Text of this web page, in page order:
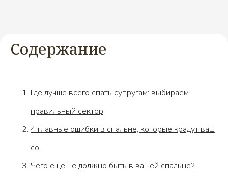
Содержание
Где лучше всего спать супругам: выбираем
правильный сектор
4 главные ошибки в спальне, которые крадут ваш
сон
Чего еще не должно быть в вашей спальне?